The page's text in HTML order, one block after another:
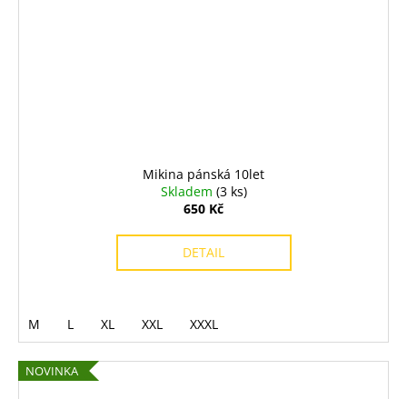
Mikina pánská 10let
Skladem (3 ks)
650 Kč
DETAIL
M L XL XXL XXXL
NOVINKA